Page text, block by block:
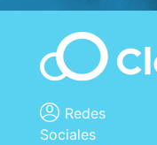
Redes
Sociales